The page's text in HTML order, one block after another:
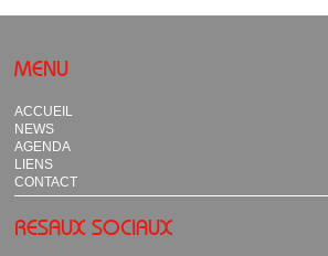
MENU
ACCUEIL
NEWS
AGENDA
LIENS
CONTACT
RESAUX SOCIAUX